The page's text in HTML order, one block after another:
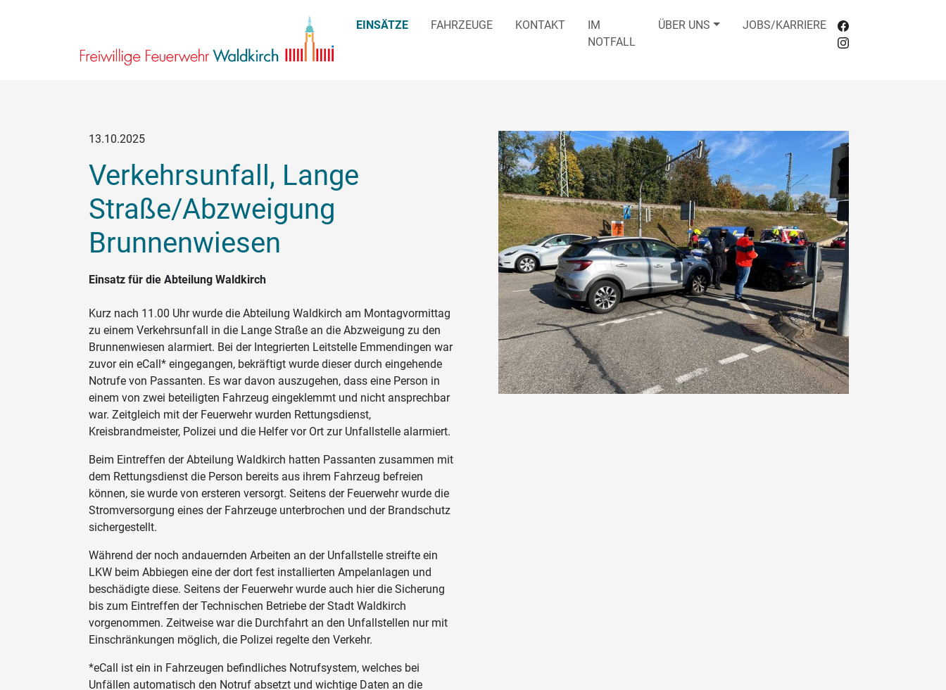
EINSÄTZE FAHRZEUGE KONTAKT
IM
NOTFALL
ÜBER UNS JOBS/KARRIERE
13.10.2025
Verkehrsunfall, Lange
Straße/Abzweigung
Brunnenwiesen
Einsatz für die Abteilung Waldkirch
Kurz nach 11.00 Uhr wurde die Abteilung Waldkirch am Montagvormittag
zu einem Verkehrsunfall in die Lange Straße an die Abzweigung zu den
Brunnenwiesen alarmiert. Bei der Integrierten Leitstelle Emmendingen war
zuvor ein eCall* eingegangen, bekräftigt wurde dieser durch eingehende
Notrufe von Passanten. Es war davon auszugehen, dass eine Person in
einem von zwei beteiligten Fahrzeug eingeklemmt und nicht ansprechbar
war. Zeitgleich mit der Feuerwehr wurden Rettungsdienst,
Kreisbrandmeister, Polizei und die Helfer vor Ort zur Unfallstelle alarmiert.
Beim Eintreffen der Abteilung Waldkirch hatten Passanten zusammen mit
dem Rettungsdienst die Person bereits aus ihrem Fahrzeug befreien
können, sie wurde von ersteren versorgt. Seitens der Feuerwehr wurde die
Stromversorgung eines der Fahrzeuge unterbrochen und der Brandschutz
sichergestellt.
Während der noch andauernden Arbeiten an der Unfallstelle streifte ein
LKW beim Abbiegen eine der dort fest installierten Ampelanlagen und
beschädigte diese. Seitens der Feuerwehr wurde auch hier die Sicherung
bis zum Eintreffen der Technischen Betriebe der Stadt Waldkirch
vorgenommen. Zeitweise war die Durchfahrt an den Unfallstellen nur mit
Einschränkungen möglich, die Polizei regelte den Verkehr.
*eCall ist ein in Fahrzeugen befindliches Notrufsystem, welches bei
Unfällen automatisch den Notruf absetzt und wichtige Daten an die